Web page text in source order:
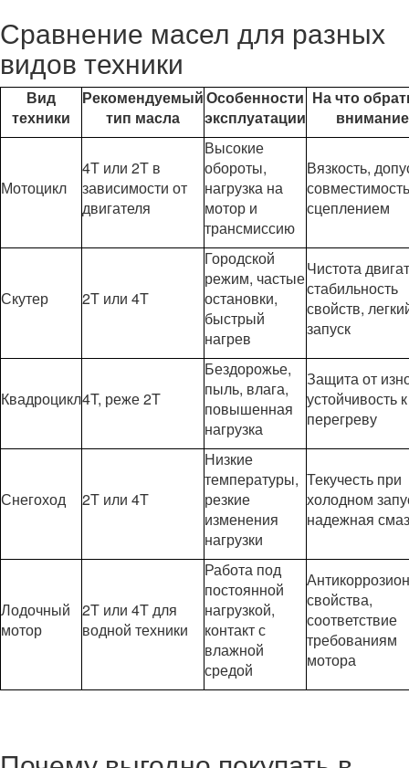
Сравнение масел для разных
видов техники
Вид
техники
Рекомендуемый
тип масла
Особенности
эксплуатации
На что
внимание
Мотоцикл
4T или 2T в
зависимости от
двигателя
Высокие
обороты,
нагрузка на
мотор и
трансмиссию
Вязкость,
сцеплением
Скутер 2T или 4T
Городской
режим, частые
остановки,
быстрый
нагрев
Чистота
стабильность
свойств,
запуск
Квадроцикл4T, реже 2T
Бездорожье,
пыль, влага,
повышенная
нагрузка
Защита от
устойчивость к
перегреву
Снегоход 2T или 4T
Низкие
температуры,
резкие
изменения
нагрузки
Текучесть при
холодном
надежная
Лодочный
мотор
2T или 4T для
водной техники
Работа под
постоянной
нагрузкой,
контакт с
влажной
средой
свойства,
соответствие
требованиям
мотора